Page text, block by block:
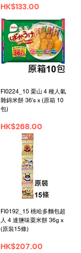
Price
HK$133.00
FI0224_10 栗山 4 種人氣
雜錦米餅 36's x (原箱 10
包)
Price
HK$268.00
FI0192_15 桃哈多麵包超
人 4 連鹽味粟米餅 36g x
(原裝15條)
Price
HK$207.00